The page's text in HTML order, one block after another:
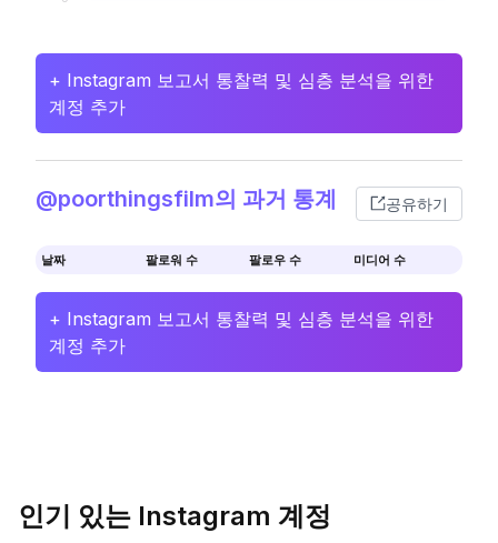
+ Instagram 보고서 통찰력 및 심층 분석을 위한
계정 추가
@poorthingsfilm의 과거 통계 공유하기
날짜 팔로워 수 팔로우 수 미디어 수
+ Instagram 보고서 통찰력 및 심층 분석을 위한
계정 추가
인기 있는 Instagram 계정